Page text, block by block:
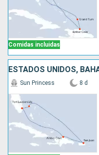
Comidas incluidas
Sun Princess 8 d